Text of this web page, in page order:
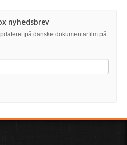
nyhedsbrev
på danske dokumentarfilm på